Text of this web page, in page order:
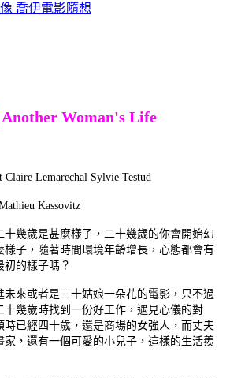
喬伊電影隨想
Woman's Life
Lemarechal Sylvie Testud
Kassovitz
幾歲是甚麼樣子，二十幾歲的你會開始幻
樣子，隨著時間環境年齡增長，心態都會有
初的樣子嗎？
未來或者是三十姑娘一朵花的電影，只不過
十幾歲時找到一份好工作，遇見心儀的對
時已經四十歲，還是商場的女強人，而丈夫
，還有一個可愛的小兒子，這樣的生活羨